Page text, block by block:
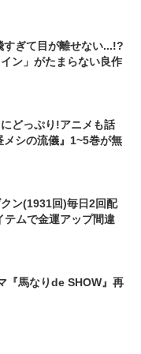
すぎて目が離せない...!?
ン」がたまらない良作
どっぷり!アニメも話
シの流儀』1~5巻が無
クン(1931回)毎日2回配
ムで金運アップ間違
『馬なりde SHOW』再